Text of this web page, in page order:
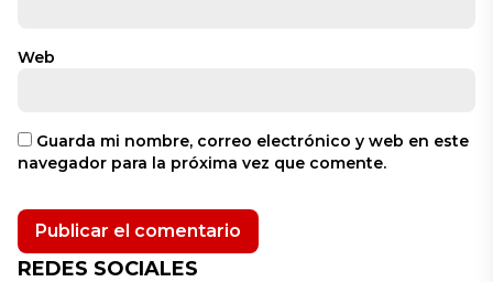
Web
Guarda mi nombre, correo electrónico y web en este
navegador para la próxima vez que comente.
REDES SOCIALES